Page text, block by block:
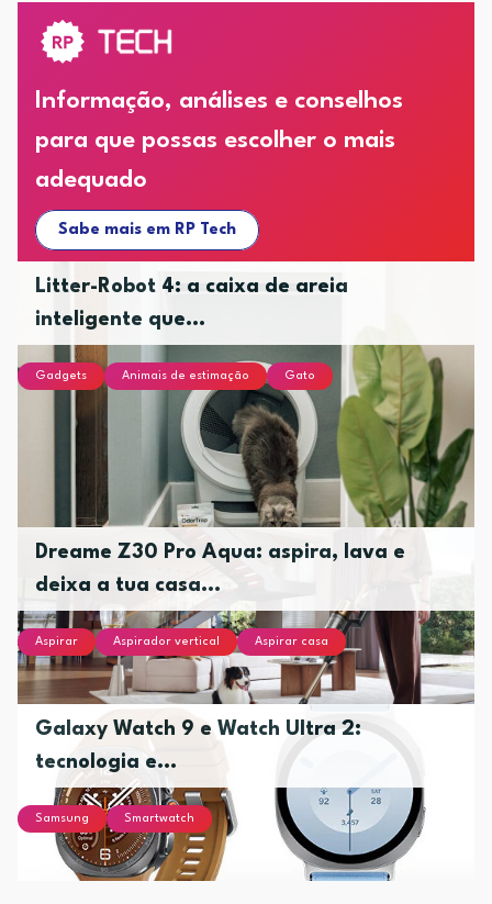
Informação, análises e conselhos
para que possas escolher o mais
adequado
Sabe mais em RP Tech
Litter-Robot 4: a caixa de areia
inteligente que...
Gadgets Animais de estimação Gato
Dreame Z30 Pro Aqua: aspira, lava e
deixa a tua casa...
Aspirar Aspirador vertical Aspirar casa
Galaxy Watch 9 e Watch Ultra 2:
tecnologia e...
Samsung Smartwatch